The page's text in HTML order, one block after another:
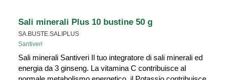
Sali minerali Plus 10 bustine 50 g
SA.BUSTE.SALIPLUS
Santiveri
Sali minerali Santiveri Il tuo integratore di sali minerali ed
energia da 3 ginseng. La vitamina C contribuisce al